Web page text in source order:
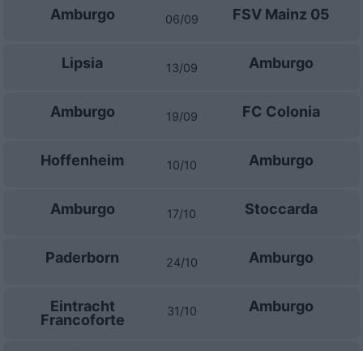
Amburgo 06/09 FSV Mainz 05
Lipsia 13/09 Amburgo
Amburgo 19/09 FC Colonia
Hoffenheim 10/10 Amburgo
Amburgo 17/10 Stoccarda
Paderborn 24/10 Amburgo
Eintracht
Francoforte
31/10 Amburgo